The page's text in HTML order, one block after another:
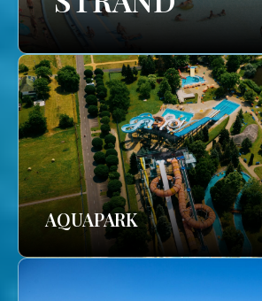
AQUAPARK